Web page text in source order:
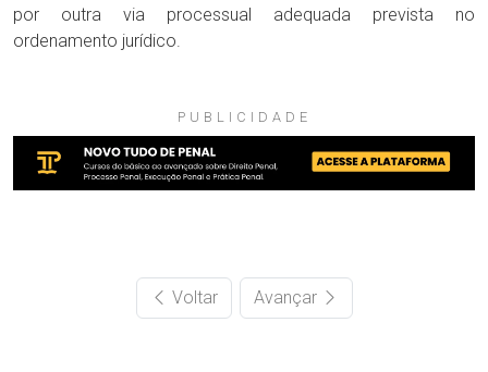
por outra via processual adequada prevista no
ordenamento jurídico.
PUBLICIDADE
Voltar Avançar